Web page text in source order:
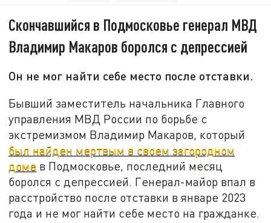
Скончавшийся в Подмосковье генерал МВД
Владимир Макаров боролся с депрессией
Он не мог найти себе место после отставки.
Бывший заместитель начальника Главного
управления МВД России по борьбе с
экстремизмом Владимир Макаров, который
был найден мертвым в своем загородном
доме в Подмосковье, последний месяц
боролся с депрессией. Генерал-майор впал в
расстройство после отставки в январе 2023
года и не мог найти себе место на гражданке.